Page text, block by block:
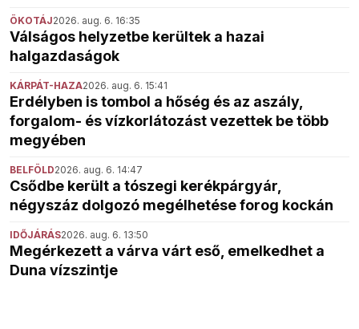
ÖKOTÁJ2026. aug. 6. 16:35
Válságos helyzetbe kerültek a hazai
halgazdaságok
KÁRPÁT-HAZA2026. aug. 6. 15:41
Erdélyben is tombol a hőség és az aszály,
forgalom- és vízkorlátozást vezettek be több
megyében
BELFÖLD2026. aug. 6. 14:47
Csődbe került a tószegi kerékpárgyár,
négyszáz dolgozó megélhetése forog kockán
IDŐJÁRÁS2026. aug. 6. 13:50
Megérkezett a várva várt eső, emelkedhet a
Duna vízszintje